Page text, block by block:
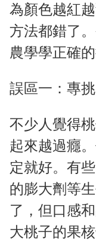
為顏色越紅
方法都錯了
農學學正確
誤區一：專
不少人覺得
起來越過癮
定就好。有
的膨大劑等
了，但口感
大桃子的果